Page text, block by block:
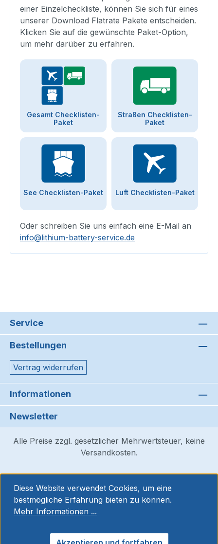
einer Einzelcheckliste, können Sie sich für eines
unserer Download Flatrate Pakete entscheiden.
Klicken Sie auf die gewünschte Paket-Option,
um mehr darüber zu erfahren.
Gesamt Checklisten-
Paket
Straßen Checklisten-
Paket
See Checklisten-Paket Luft Checklisten-Paket
Oder schreiben Sie uns einfach eine E-Mail an
info@lithium-battery-service.de
Service
Bestellungen
Vertrag widerrufen
Informationen
Newsletter
Alle Preise zzgl. gesetzlicher Mehrwertsteuer, keine
Versandkosten.
Diese Website verwendet Cookies, um eine
bestmögliche Erfahrung bieten zu können.
Mehr Informationen ...